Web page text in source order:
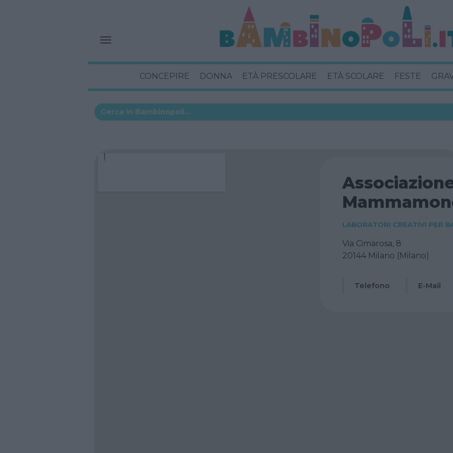
CONCEPIRE DONNA ETÀ PRESCOLARE ETÀ SCOLARE FESTE
LABORATORI CREATIVI PER
Via Cimarosa, 8
20144 Milano (Milano)
Telefono E-Mail